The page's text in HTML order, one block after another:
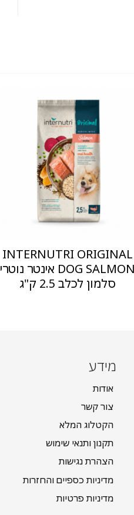
INTERNUTRI ORIGINAL
DOG SALMON אינטר נוטרי
סלמון לכלב 2.5 ק"ג
מידע
אודות
צור קשר
הקטלוג המלא
תקנון ותנאי שימוש
הצהרת נגישות
מדיניות כספיים והחזרות
מדיניות פרטיות